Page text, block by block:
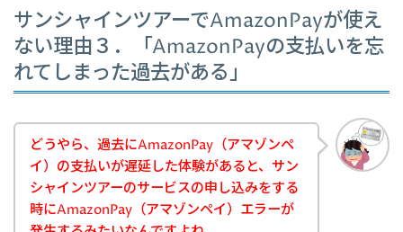
サンシャインツアーでAmazonPayが使え
ない理由３．「AmazonPayの支払いを忘
れてしまった過去がある」
どうやら、過去にAmazonPay（アマゾンペ
イ）の支払いが遅延した体験があると、サン
シャインツアーのサービスの申し込みをする
時にAmazonPay（アマゾンペイ）エラーが